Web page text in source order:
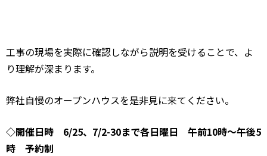
工事の現場を実際に確認しながら説明を受けることで、よ
り理解が深まります。
弊社自慢のオープンハウスを是非見に来てください。
◇開催日時 6/25、7/2-30まで各日曜日 午前10時～午後5
時 予約制